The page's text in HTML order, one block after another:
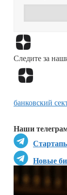
Следите за
Наши
Новые
банковский